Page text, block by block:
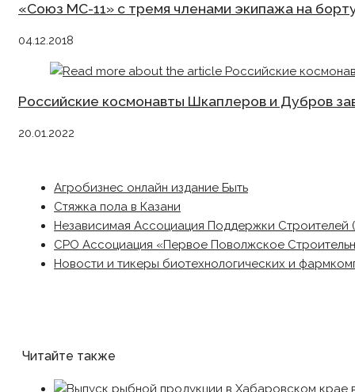
«Союз МС-11» с тремя членами экипажа на
04.12.2018
Российские космонавты Шкаплеров и Дубров
20.01.2022
Агробизнес онлайн издание Быть
Стяжка пола в Казани
Независимая Ассоциация Поддержки Строителей
СРО Ассоциация «Первое Поволжское
Новости и тикеры биотехнологических и
Читайте также